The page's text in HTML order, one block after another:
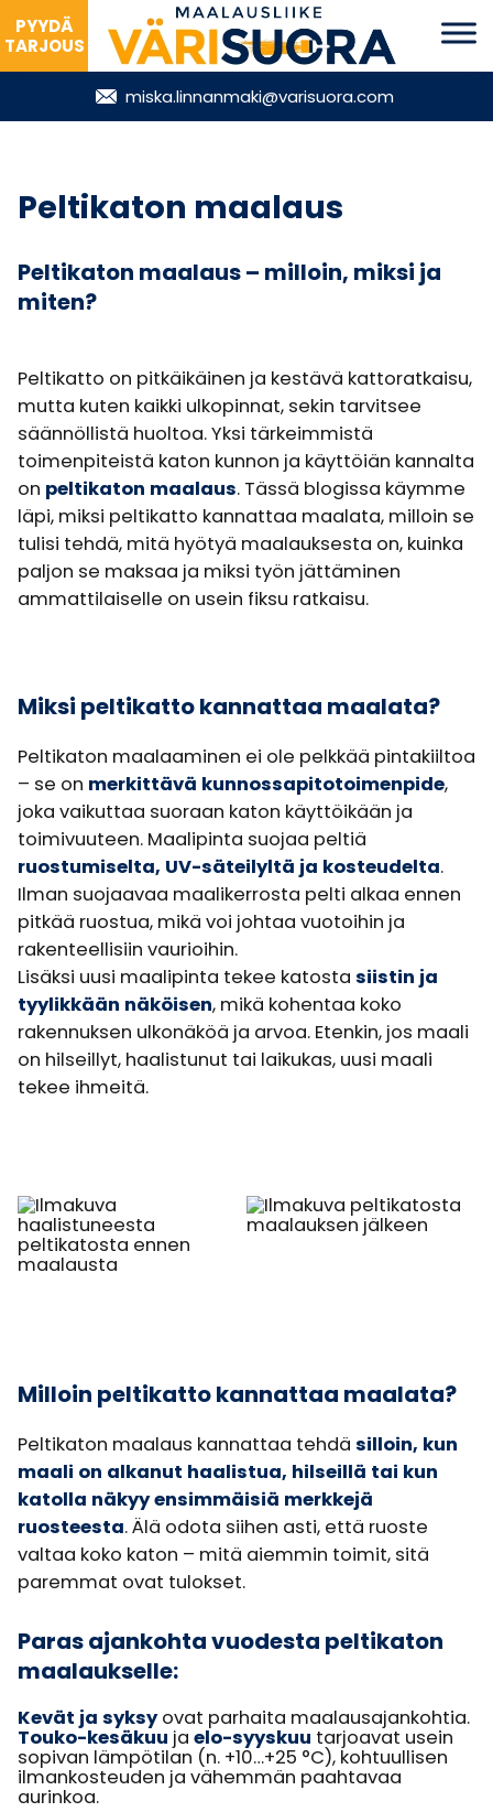
PYYDÄ
TARJOUS
miska.linnanmaki@varisuora.com
Peltikaton maalaus
Peltikaton maalaus – milloin, miksi ja
miten?
Peltikatto on pitkäikäinen ja kestävä kattoratkaisu,
mutta kuten kaikki ulkopinnat, sekin tarvitsee
säännöllistä huoltoa. Yksi tärkeimmistä
toimenpiteistä katon kunnon ja käyttöiän kannalta
on peltikaton maalaus. Tässä blogissa käymme
läpi, miksi peltikatto kannattaa maalata, milloin se
tulisi tehdä, mitä hyötyä maalauksesta on, kuinka
paljon se maksaa ja miksi työn jättäminen
ammattilaiselle on usein fiksu ratkaisu.
Miksi peltikatto kannattaa maalata?
Peltikaton maalaaminen ei ole pelkkää pintakiiltoa
– se on merkittävä kunnossapitotoimenpide,
joka vaikuttaa suoraan katon käyttöikään ja
toimivuuteen. Maalipinta suojaa peltiä
ruostumiselta, UV-säteilyltä ja kosteudelta.
Ilman suojaavaa maalikerrosta pelti alkaa ennen
pitkää ruostua, mikä voi johtaa vuotoihin ja
rakenteellisiin vaurioihin.
Lisäksi uusi maalipinta tekee katosta siistin ja
tyylikkään näköisen, mikä kohentaa koko
rakennuksen ulkonäköä ja arvoa. Etenkin, jos maali
on hilseillyt, haalistunut tai laikukas, uusi maali
tekee ihmeitä.
Milloin peltikatto kannattaa maalata?
Peltikaton maalaus kannattaa tehdä silloin, kun
maali on alkanut haalistua, hilseillä tai kun
katolla näkyy ensimmäisiä merkkejä
ruosteesta. Älä odota siihen asti, että ruoste
valtaa koko katon – mitä aiemmin toimit, sitä
paremmat ovat tulokset.
Paras ajankohta vuodesta peltikaton
maalaukselle:
Kevät ja syksyovat parhaita maalausajankohtia.
Touko-kesäkuu ja elo-syyskuu tarjoavat usein
sopivan lämpötilan (n. +10…+25 °C), kohtuullisen
ilmankosteuden ja vähemmän paahtavaa
aurinkoa.